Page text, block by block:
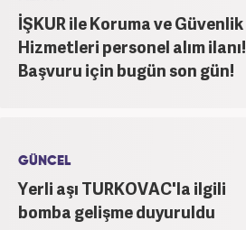
İŞKUR ile Koruma ve Güvenlik
Hizmetleri personel alım ilanı!
Başvuru için bugün son gün!
GÜNCEL
Yerli aşı TURKOVAC'la ilgili
bomba gelişme duyuruldu